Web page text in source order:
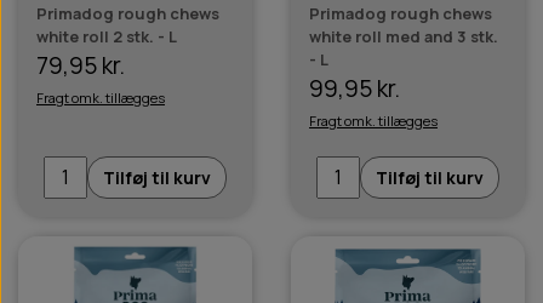
Primadog rough chews
white roll 2 stk. - L
79,95 kr.
Fragt omk. tillægges
Tilføj til kurv
Primadog rough chews
white roll med and 3 stk.
- L
99,95 kr.
Fragt omk. tillægges
Tilføj til kurv